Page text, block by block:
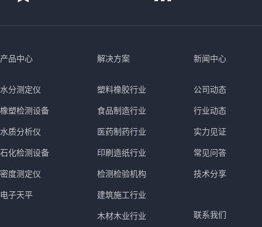
产品中心
水分测定仪
橡塑检测设备
水质分析仪
石化检测设备
密度测定仪
电子天平
解决方案
塑料橡胶行业
食品制造行业
医药制药行业
印刷造纸行业
检测检验机构
建筑施工行业
木材木业行业
新闻中心
公司动态
行业动态
实力见证
常见问答
技术分享
联系我们